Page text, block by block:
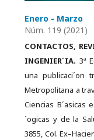
Enero - Marzo
Núm. 119 (2021)
CONTACTOS,
INGENIER´IA. 3ª
una publicaci´on
Metropolitana a
Ciencias B´asicas
´ogicas y de la
3855, Col.